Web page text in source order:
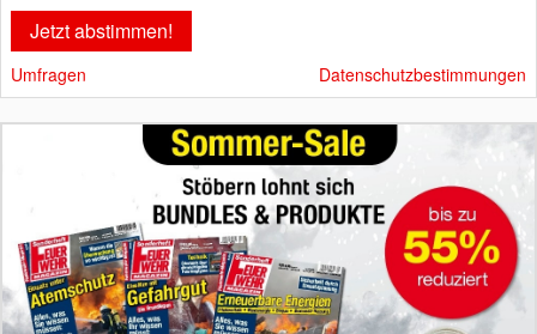
Umfragen Datenschutzbestimmungen